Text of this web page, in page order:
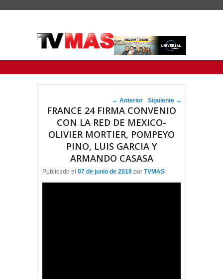
Navegador de artículos
← Anterior Siguiente →
FRANCE 24 FIRMA CONVENIO
CON LA RED DE MEXICO-
OLIVIER MORTIER, POMPEYO
PINO, LUIS GARCIA Y
ARMANDO CASASA
Publicado el 07 de junio de 2018 por TVMAS